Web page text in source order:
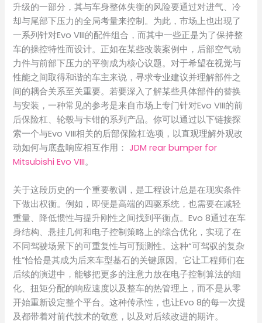
升级的一部分，其与车身整体失衡的风险要通过对进气、冷
却与尾部下压力的全局考量来控制。为此，市场上也出现了
一系列针对Evo VIII的配件组合，而其中一些正是为了保持整
车的操控特性而设计。正如在某些改装案例中，后部空气动
力件与前部下压力的平衡成为核心议题。对于希望在视觉与
性能之间取得和谐的车主来说，寻求专业建议并理解部件之
间的耦合关系至关重要。若要深入了解某些具体部件的替换
与安装，一种常见的参考是来自市场上专门针对Evo VIII的前
后保险杠、轮毂与卡钳的系列产品。你可以通过以下链接探
索一个与Evo VIII相关的后部保险杠选项，以直观理解外观改
动如何与底盘响应相互作用：JDM rear bumper for
Mitsubishi Evo VIII。
关于这段历史的一个重要教训，是工程设计总是在现实条件
下做出权衡。例如，即便是高端的四驱系统，也需要在减轻
重量、降低惯性与提升刚性之间找到平衡点。Evo 8通过在车
身结构、悬挂几何和电子控制策略上的综合优化，实现了在
不同驾驶场景下的可重复性与可预测性。这种“可驾驭的复杂
性”恰恰是其成为后来车型基石的关键原因。它让工程师们在
后续的演进中，能够把更多的注意力放在电子控制算法的细
化、扭矩分配的响应速度以及整车的热管理上，而不是从零
开始重新设定整个平台。这种传承性，也让Evo 8的每一次提
及都带着对前代技术的敬意，以及对后续改进的期许。